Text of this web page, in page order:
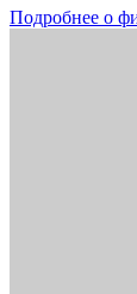
Подробнее о